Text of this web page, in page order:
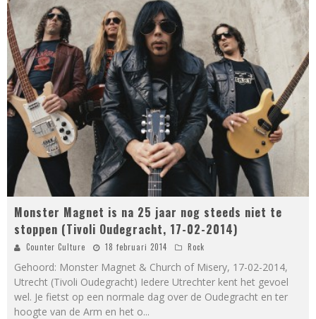
Monster Magnet is na 25 jaar nog steeds niet te
stoppen (Tivoli Oudegracht, 17-02-2014)
Counter Culture 18 februari 2014 Rock
Gehoord: Monster Magnet & Church of Misery, 17-02-2014,
Utrecht (Tivoli Oudegracht) Iedere Utrechter kent het gevoel
wel. Je fietst op een normale dag over de Oudegracht en ter
hoogte van de Arm en het o...